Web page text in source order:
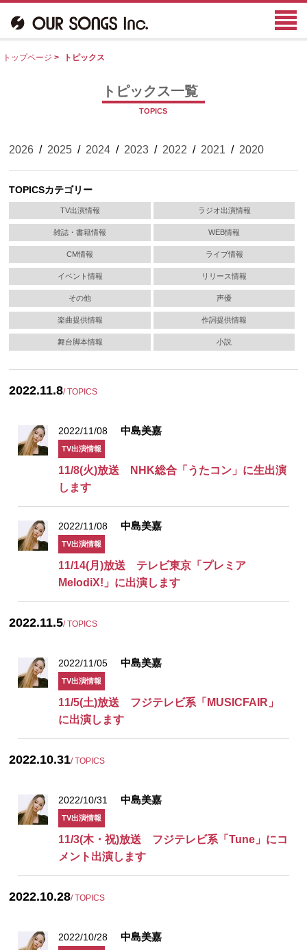
トップページ > トピックス
トピックス一覧
TOPICS
2026 / 2025 / 2024 / 2023 / 2022 / 2021 / 2020
TOPICSカテゴリー
TV出演情報 ラジオ出演情報
雑誌・書籍情報 WEB情報
CM情報 ライブ情報
イベント情報 リリース情報
その他 声優
楽曲提供情報 作詞提供情報
舞台脚本情報 小説
2022.11.8/ TOPICS
2022/11/08 中島美嘉
TV出演情報
11/8(火)放送 NHK総合「うたコン」に生出演
します
2022/11/08 中島美嘉
TV出演情報
11/14(月)放送 テレビ東京「プレミア
MelodiX!」に出演します
2022.11.5/ TOPICS
2022/11/05 中島美嘉
TV出演情報
11/5(土)放送 フジテレビ系「MUSICFAIR」
に出演します
2022.10.31/ TOPICS
2022/10/31 中島美嘉
TV出演情報
11/3(木・祝)放送 フジテレビ系「Tune」にコ
メント出演します
2022.10.28/ TOPICS
2022/10/28 中島美嘉